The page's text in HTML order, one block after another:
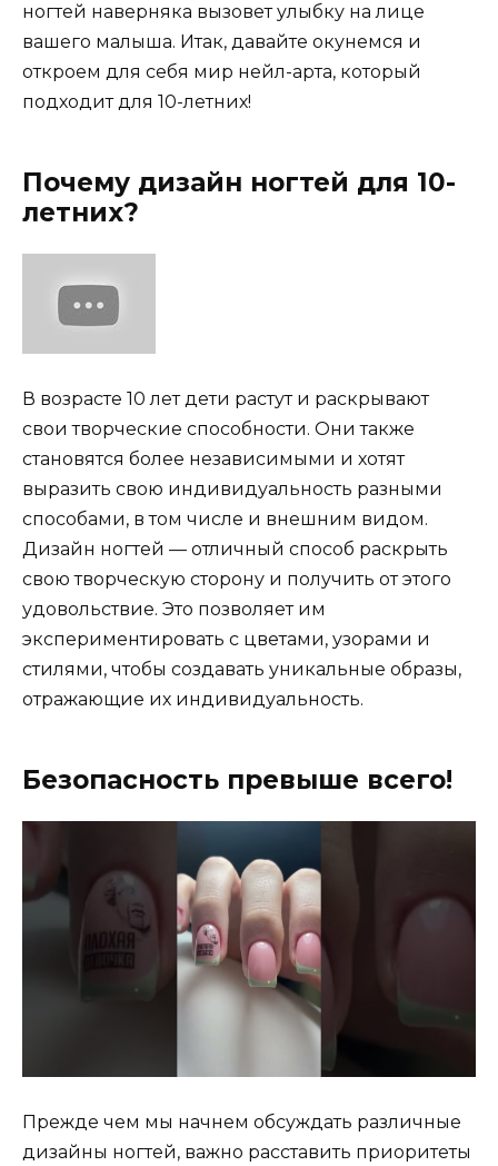
ногтей наверняка вызовет улыбку на лице
вашего малыша. Итак, давайте окунемся и
откроем для себя мир нейл-арта, который
подходит для 10-летних!
Почему дизайн ногтей для 10-
летних?
В возрасте 10 лет дети растут и раскрывают
свои творческие способности. Они также
становятся более независимыми и хотят
выразить свою индивидуальность разными
способами, в том числе и внешним видом.
Дизайн ногтей — отличный способ раскрыть
свою творческую сторону и получить от этого
удовольствие. Это позволяет им
экспериментировать с цветами, узорами и
стилями, чтобы создавать уникальные образы,
отражающие их индивидуальность.
Безопасность превыше всего!
Прежде чем мы начнем обсуждать различные
дизайны ногтей, важно расставить приоритеты